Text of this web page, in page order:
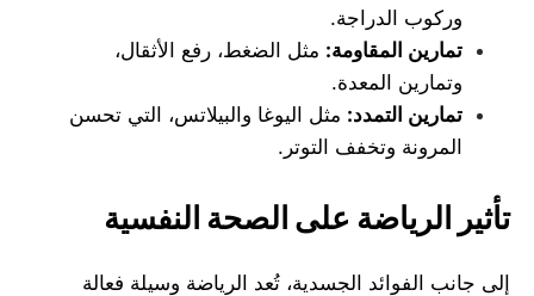
وركوب الدراجة.
تمارين المقاومة: مثل الضغط، رفع الأثقال،
وتمارين المعدة.
تمارين التمدد: مثل اليوغا والبيلاتس، التي تحسن
المرونة وتخفف التوتر.
تأثير الرياضة على الصحة النفسية
إلى جانب الفوائد الجسدية، تُعد الرياضة وسيلة فعالة